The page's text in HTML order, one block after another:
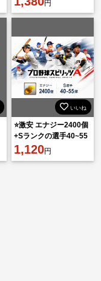
円
いいね
⭐激安 エナジー2400個
+Sランクの選手40~55
枚
1,120円